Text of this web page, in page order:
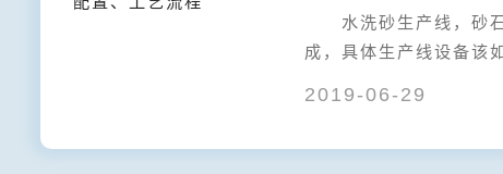
水洗砂生产线，砂石
成，具体生产线设备该
2019-06-29